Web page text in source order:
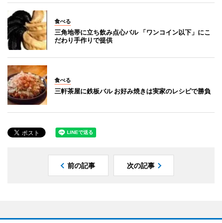
食べる
三角地帯に立ち飲み点心バル 「ワンコイン以下」にこ
だわり手作りで提供
食べる
三軒茶屋に鉄板バル お好み焼きは実家のレシピで勝負
前の記事 次の記事